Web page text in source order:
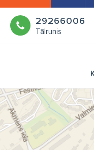
29266006
Tālrunis